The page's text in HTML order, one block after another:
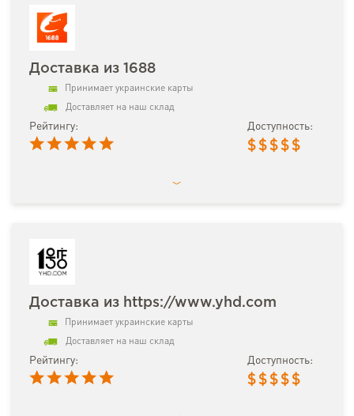
Доставка из 1688
Принимает украинские карты
Доставляет на наш склад
Рейтингу: Доступность:
$ $ $ $ $
Доставка из https://www.yhd.com
Принимает украинские карты
Доставляет на наш склад
Рейтингу: Доступность:
$ $ $ $ $